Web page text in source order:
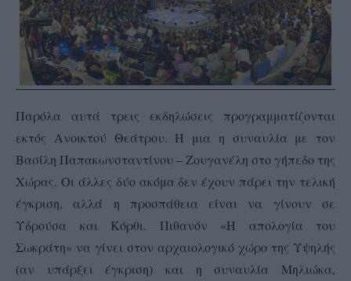
Παρόλα αυτά τρεις εκδηλώσεις προγραμματίζονται
εκτός Ανοικτού Θεάτρου. Η μια η συναυλία με τον
Βασίλη Παπακωνσταντίνου – Ζουγανέλη στο γήπεδο της
Χώρας. Οι άλλες δύο ακόμα δεν έχουν πάρει την τελική
έγκριση, αλλά η προσπάθεια είναι να γίνουν σε
Υδρούσα και Κόρθι. Πιθανόν «Η απολογία του
Σωκράτη» να γίνει στον αρχαιολογικό χώρο της Υψηλής
(αν υπάρξει έγκριση) και η συναυλία Μηλιώκα,